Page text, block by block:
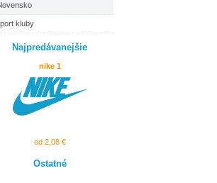
kluby
Najpredávanejšie
nike 1
od 2,08 €
Ostatné